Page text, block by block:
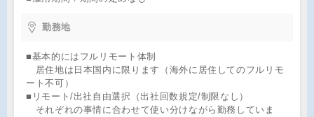
勤務地
■基本的にはフルリモート体制
居住地は日本国内に限ります（海外に居住してのフルリモ
ート不可）
■リモート/出社自由選択（出社回数規定/制限なし）
それぞれの事情に合わせて使い分けながら勤務していま